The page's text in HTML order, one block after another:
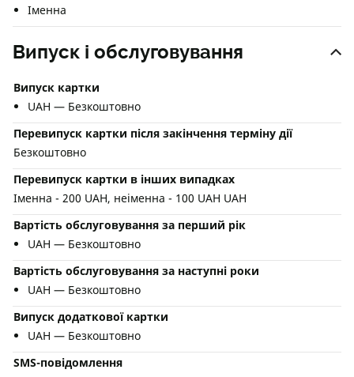
Іменна
Випуск і обслуговування
Випуск картки
UAH — Безкоштовно
Перевипуск картки після закінчення терміну дії
Безкоштовно
Перевипуск картки в інших випадках
Іменна - 200 UAH, неіменна - 100 UAH UAH
Вартість обслуговування за перший рік
UAH — Безкоштовно
Вартість обслуговування за наступні роки
UAH — Безкоштовно
Випуск додаткової картки
UAH — Безкоштовно
SMS-повідомлення